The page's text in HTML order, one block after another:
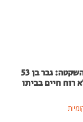
המגפה השקטה: גבר בן 53
רוח חיים בביתו